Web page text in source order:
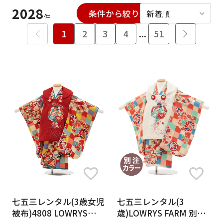
日付をリセット
女性 男性 女の子 男の子
キャンセル 検索する
2028件 条件から絞り込む絞り込む
1 2 3 4 ... 51
七五三レンタル(3歳女児
被布)4808 LOWRYS
七五三レンタル(3
歳)LOWRYS FARM 別注